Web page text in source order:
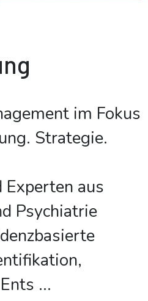
im Fokus
Strategie.
Experten aus
Psychiatrie
...